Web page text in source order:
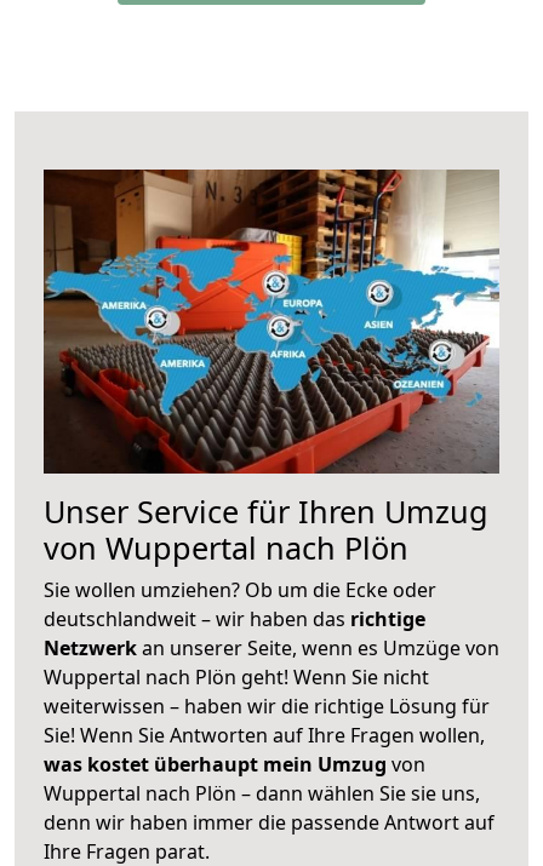
Unser Service für Ihren Umzug
von Wuppertal nach Plön
Sie wollen umziehen? Ob um die Ecke oder
deutschlandweit – wir haben das richtige
Netzwerkan unserer Seite, wenn es Umzüge von
Wuppertal nach Plön geht! Wenn Sie nicht
weiterwissen – haben wir die richtige Lösung für
Sie! Wenn Sie Antworten auf Ihre Fragen wollen,
was kostet überhaupt mein Umzug von
Wuppertal nach Plön – dann wählen Sie sie uns,
denn wir haben immer die passende Antwort auf
Ihre Fragen parat.